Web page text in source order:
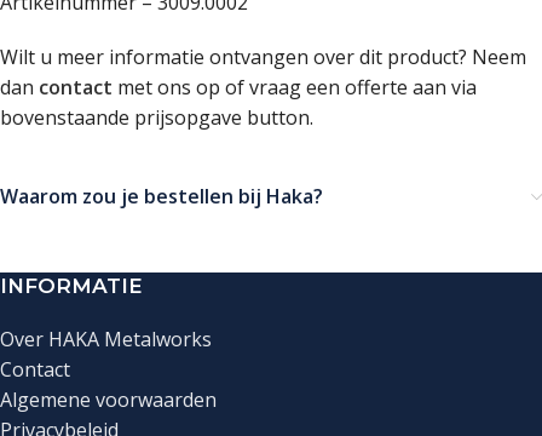
Wilt u meer informatie ontvangen over dit product? Neem
dan contact met ons op of vraag een offerte aan via
bovenstaande prijsopgave button.
Waarom zou je bestellen bij Haka?
INFORMATIE
Over HAKA Metalworks
Contact
Algemene voorwaarden
Privacybeleid